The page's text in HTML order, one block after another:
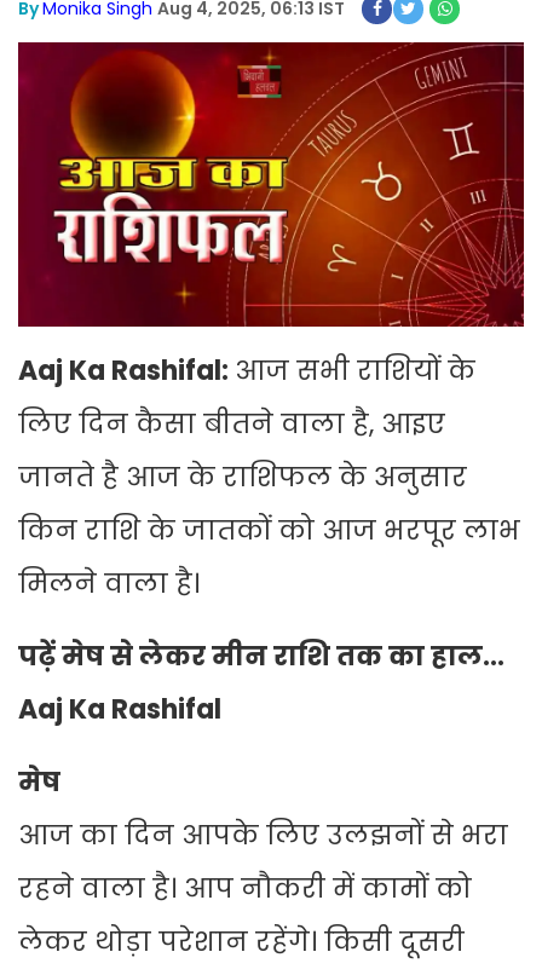
ByMonika Singh Aug 4, 2025, 06:13 IST
Aaj Ka Rashifal: आज सभी राशियों के
लिए दिन कैसा बीतने वाला है, आइए
जानते है आज के राशिफल के अनुसार
किन राशि के जातकों को आज भरपूर लाभ
मिलने वाला है।
पढ़ें मेष से लेकर मीन राशि तक का हाल…
Aaj Ka Rashifal
मेष
आज का दिन आपके लिए उलझनों से भरा
रहने वाला है। आप नौकरी में कामों को
लेकर थोड़ा परेशान रहेंगे। किसी दूसरी